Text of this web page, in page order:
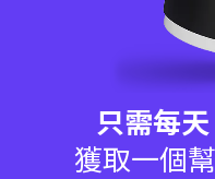
只需每天
獲取一個